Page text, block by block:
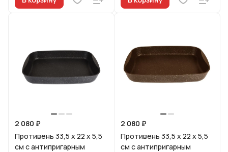
2 080 ₽
Противень 33,5 x 22 x 5,5
см с антипригарным
2 080 ₽
Противень 33,5 x 22 x 5,5
см с антипригарным